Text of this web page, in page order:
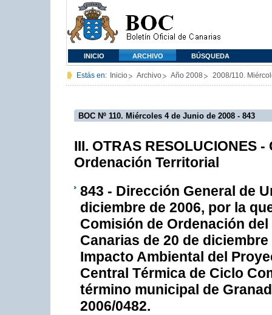
INICIO ARCHIVO BÚSQUEDA
Estás en: Inicio Archivo Año 2008 2008/110.
BOC Nº 110. Miércoles 4 de Junio de 2008 - 843
III. OTRAS RESOLUCIONES
Ordenación Territorial
843 - Dirección General de
diciembre de 2006, por la
Comisión de Ordenación
Canarias de 20 de
Impacto Ambiental del
Central Térmica de Ciclo
término municipal de
2006/0482.